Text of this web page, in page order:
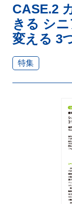
CASE.2
きる シ
変える 3
特集